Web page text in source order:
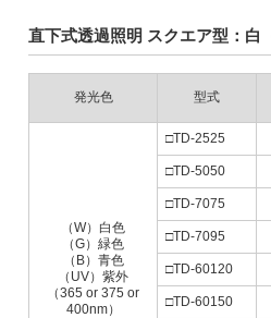
直下式透過照明 スクエア型：白
発光色 型式
（W）白色
（G）緑色
（B）青色
（UV）紫外
（365 or 375 or
400nm）
□TD-2525
□TD-5050
□TD-7075
□TD-7095
□TD-60120
□TD-60150